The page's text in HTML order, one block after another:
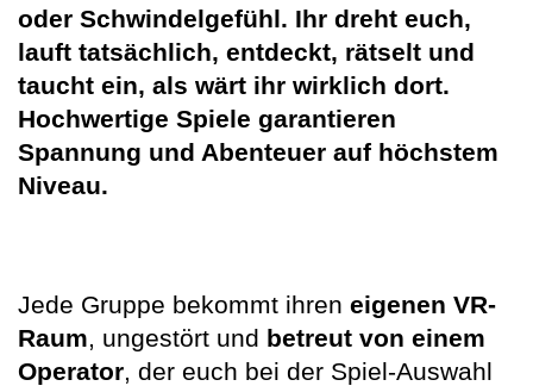
oder Schwindelgefühl. Ihr dreht euch,
lauft tatsächlich, entdeckt, rätselt und
taucht ein, als wärt ihr wirklich dort.
Hochwertige Spiele garantieren
Spannung und Abenteuer auf höchstem
Niveau.
Jede Gruppe bekommt ihren eigenen VR-
Raum , ungestört und betreut von einem
Operator , der euch bei der Spiel-Auswahl